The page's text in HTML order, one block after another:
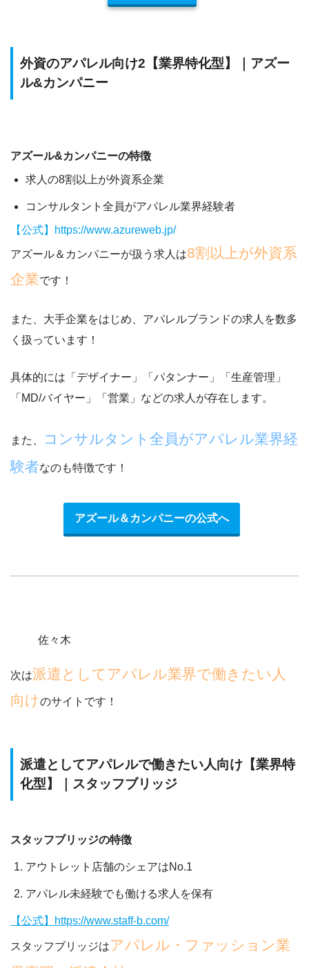
外資のアパレル向け2【業界特化型】｜アズー
ル&カンパニー
アズール&カンパニーの特徴
求人の8割以上が外資系企業
コンサルタント全員がアパレル業界経験者
【公式】https://www.azureweb.jp/
アズール＆カンパニーが扱う求人は8割以上が外資系
企業です！
また、 大手企業をはじめ、アパレルブランドの求人を数多
く扱っています！
具体的には「デザイナー」「パタンナー」「生産管理」
「MD/バイヤー」「営業」などの求人が存在します。
また、
コンサルタント全員がアパレル業界経
験者なのも特徴です！
アズール＆カンパニーの公式へ
佐々木
次は派遣としてアパレル業界で働きたい人
向けのサイトです！
派遣としてアパレルで働きたい人向け【業界特
化型】｜スタッフブリッジ
スタッフブリッジの特徴
アウトレット店舗のシェアはNo.1
アパレル未経験でも働ける求人を保有
【公式】https://www.staff-b.com/
スタッフブリッジはアパレル・ファッション業